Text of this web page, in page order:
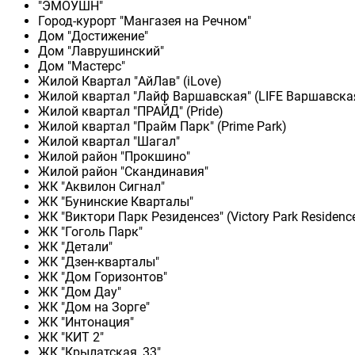
"ЭМОУШН"
Город-курорт "Мангазея на Речном"
Дом "Достижение"
Дом "Лаврушинский"
Дом "Мастерс"
Жилой Квартал "АйЛав" (iLove)
Жилой квартал "Лайф Варшавская" (LIFE
Жилой квартал "ПРАЙД" (Pride)
Жилой квартал "Прайм Парк" (Prime Park)
Жилой квартал "Шагал"
Жилой район "Прокшино"
Жилой район "Скандинавия"
ЖК "Аквилон Сигнал"
ЖК "Бунинские Кварталы"
ЖК "Виктори Парк Резиденсез" (Victory Park
ЖК "Гоголь Парк"
ЖК "Детали"
ЖК "Дзен-кварталы"
ЖК "Дом Горизонтов"
ЖК "Дом Дау"
ЖК "Дом на Зорге"
ЖК "Интонация"
ЖК "КИТ 2"